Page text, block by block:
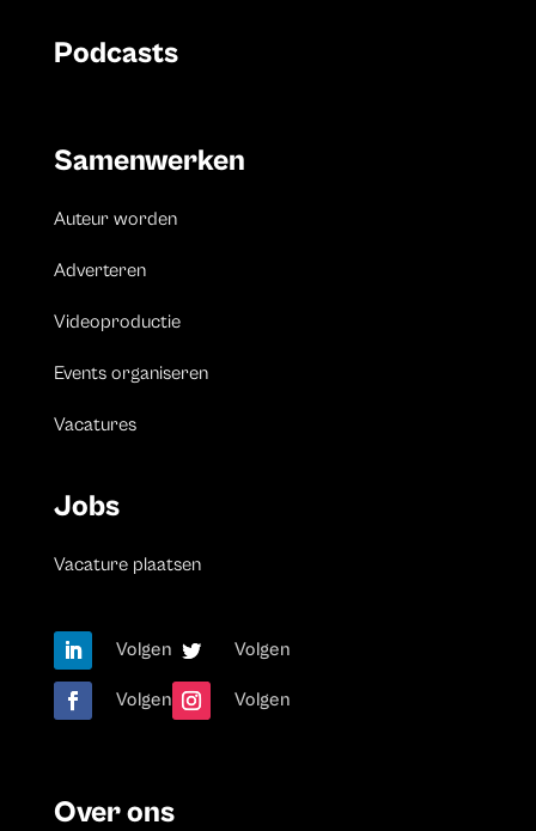
Podcasts
Samenwerken
Auteur worden
Adverteren
Videoproductie
Events organiseren
Vacatures
Jobs
Vacature plaatsen
Volgen Volgen
Volgen Volgen
Over ons